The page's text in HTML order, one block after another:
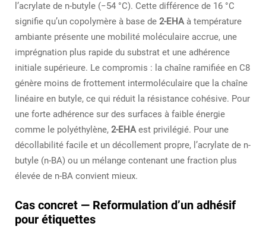
l’acrylate de n-butyle (−54 °C). Cette différence de 16 °C
signifie qu’un copolymère à base de 2-EHA à température
ambiante présente une mobilité moléculaire accrue, une
imprégnation plus rapide du substrat et une adhérence
initiale supérieure. Le compromis : la chaîne ramifiée en C8
génère moins de frottement intermoléculaire que la chaîne
linéaire en butyle, ce qui réduit la résistance cohésive. Pour
une forte adhérence sur des surfaces à faible énergie
comme le polyéthylène, 2-EHAest privilégié. Pour une
décollabilité facile et un décollement propre, l’acrylate de n-
butyle (n-BA) ou un mélange contenant une fraction plus
élevée de n-BA convient mieux.
Cas concret — Reformulation d’un adhésif
pour étiquettes